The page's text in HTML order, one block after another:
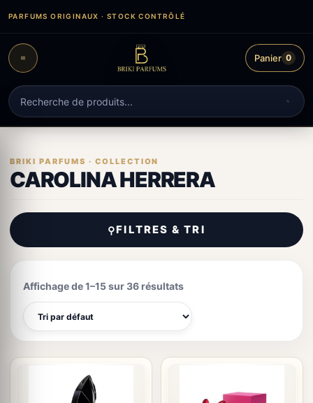
contenu
PARFUMS ORIGINAUX · STOCK CONTRÔLÉ
Recherche
de
produits
Panier 0
CAROLINA HERRERA
⚲FILTRES & TRI
Affichage de 1–15 sur 36 résultats